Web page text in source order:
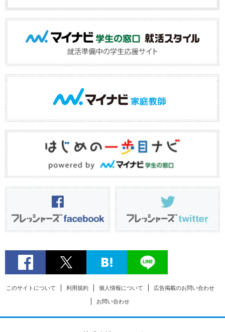
このサイトについて 利用規約 個人情報について 広告掲載のお問い合わせ
お問い合わせ